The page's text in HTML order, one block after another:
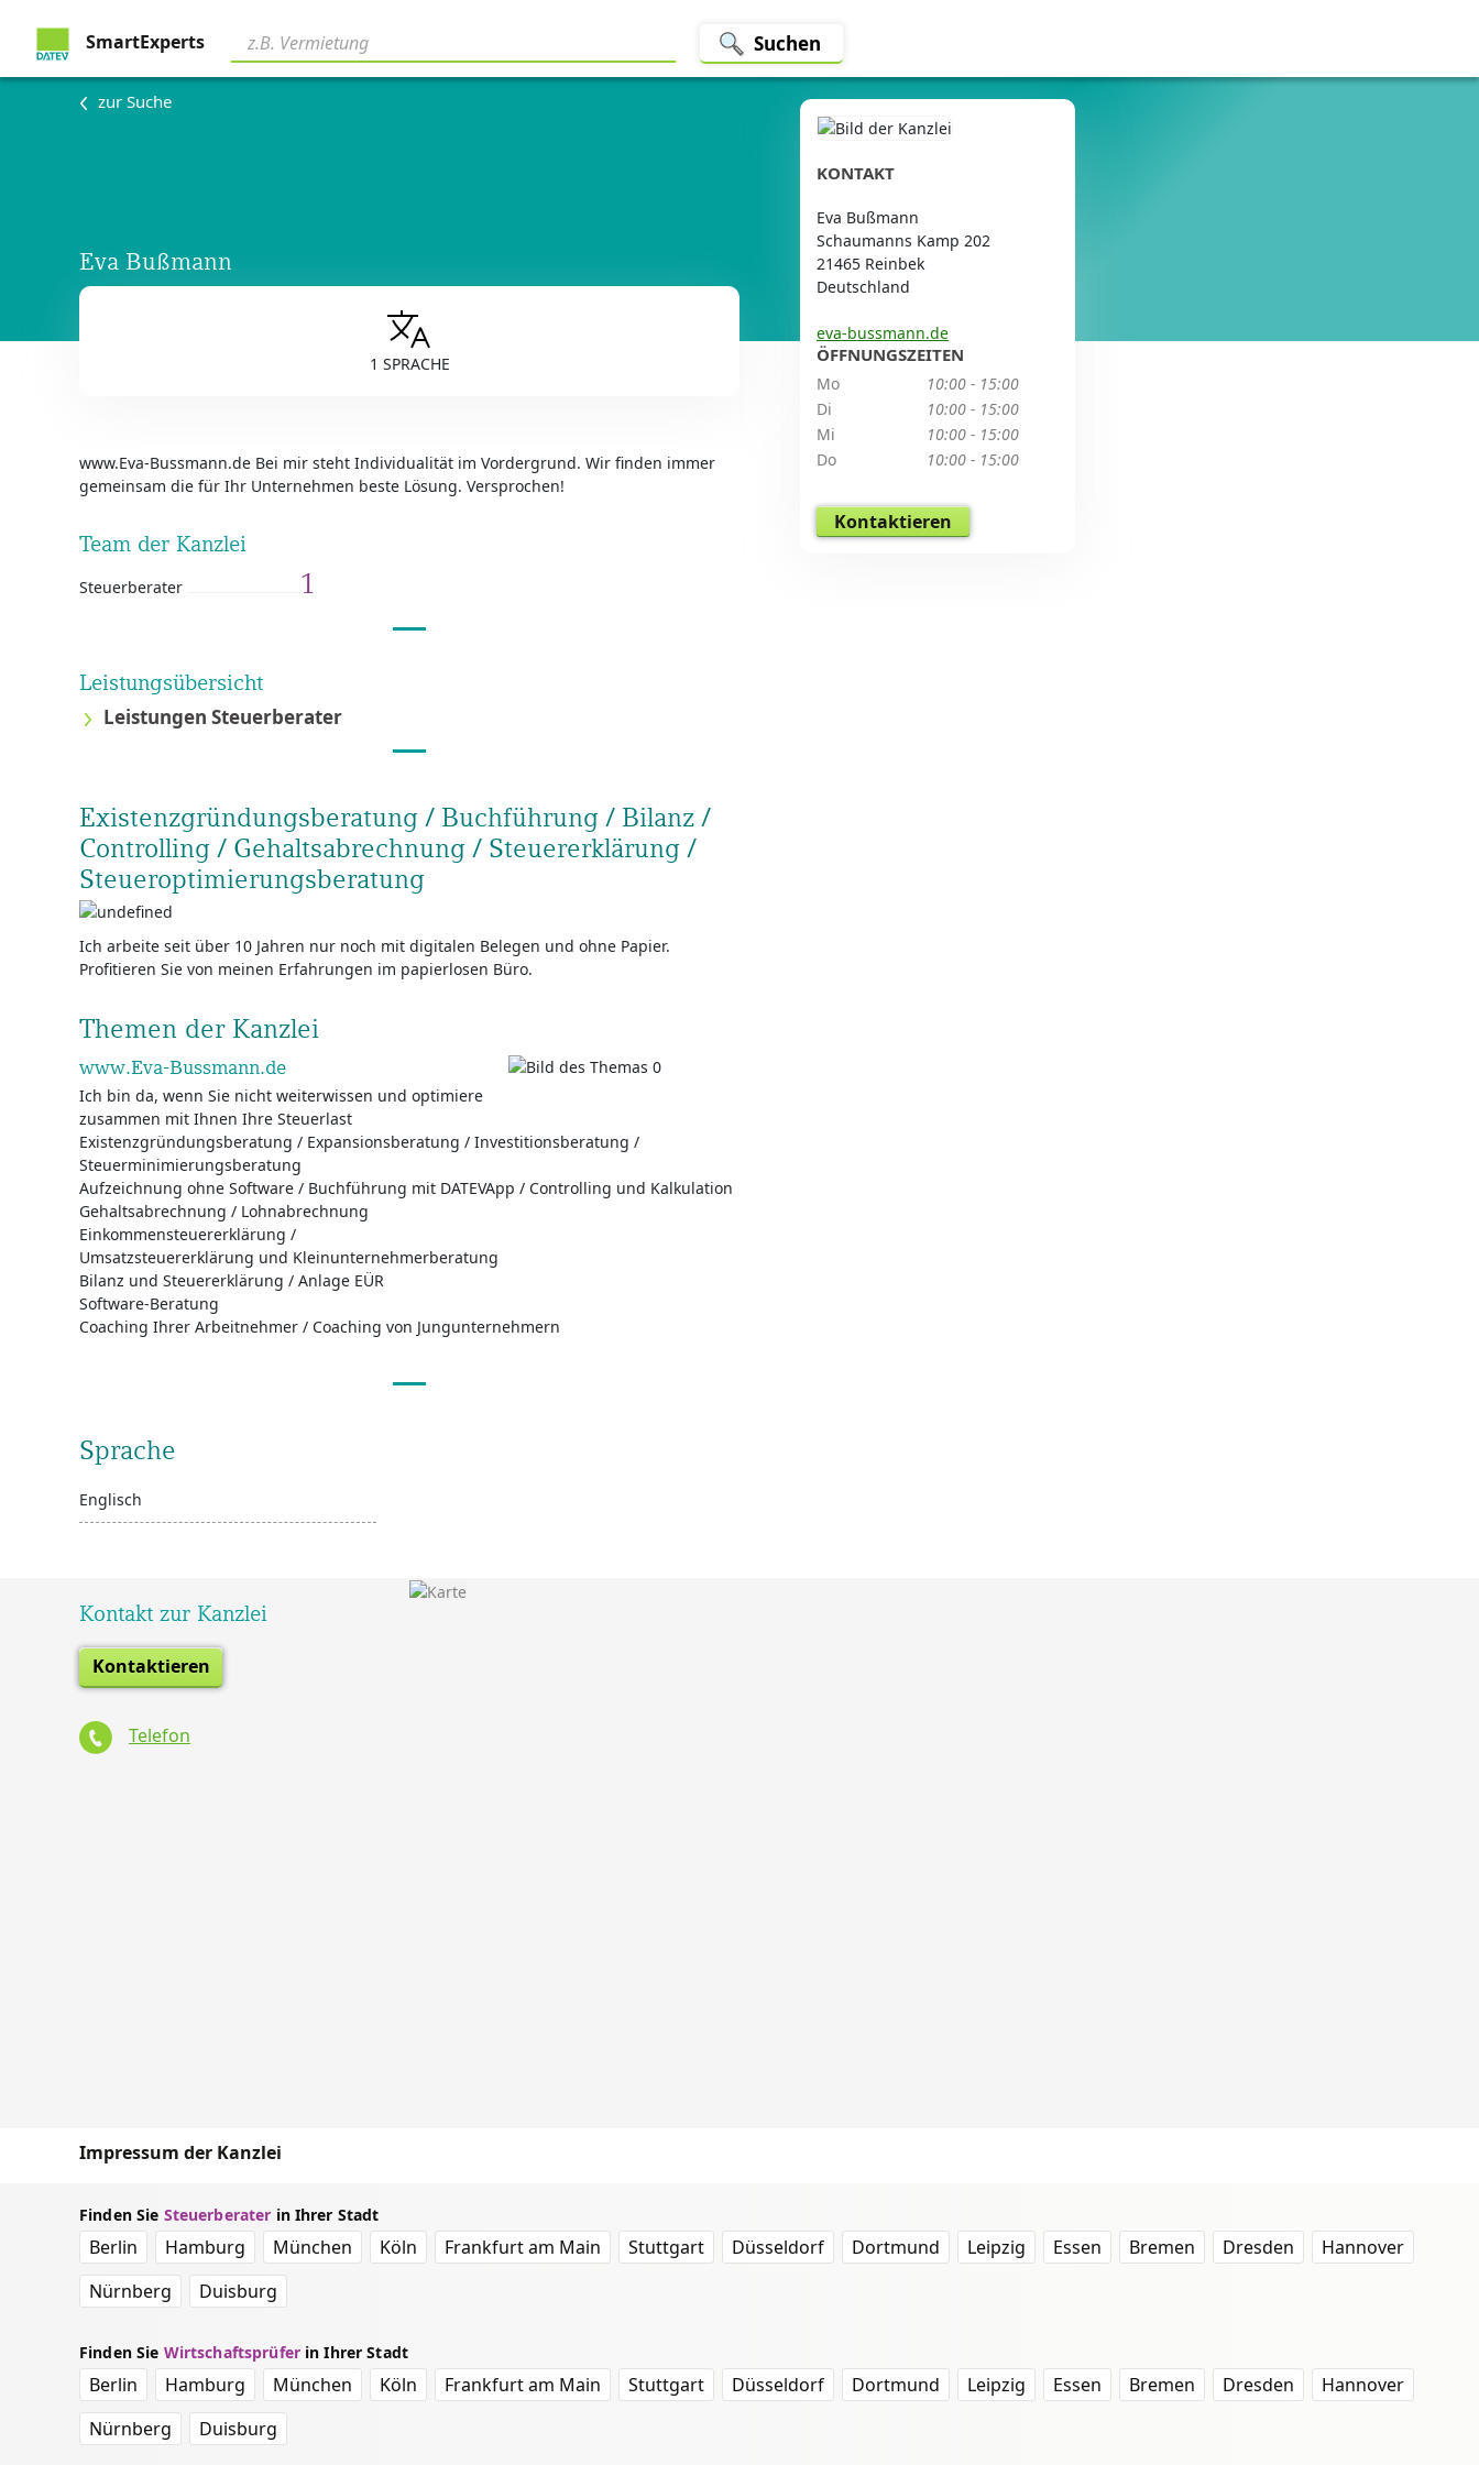
SmartExperts Suchen
zur Suche
Eva Bußmann
1 SPRACHE
www.Eva-Bussmann.de Bei mir steht Individualität im Vordergrund. Wir finden immer
gemeinsam die für Ihr Unternehmen beste Lösung. Versprochen!
Team der Kanzlei
Steuerberater 1
Leistungsübersicht
Leistungen Steuerberater
Existenzgründungsberatung / Buchführung / Bilanz /
Controlling / Gehaltsabrechnung / Steuererklärung /
Steueroptimierungsberatung
Ich arbeite seit über 10 Jahren nur noch mit digitalen Belegen und ohne Papier.
Profitieren Sie von meinen Erfahrungen im papierlosen Büro.
Themen der Kanzlei
www.Eva-Bussmann.de
Ich bin da, wenn Sie nicht weiterwissen und optimiere
zusammen mit Ihnen Ihre Steuerlast
Existenzgründungsberatung / Expansionsberatung / Investitionsberatung /
Steuerminimierungsberatung
Aufzeichnung ohne Software / Buchführung mit DATEVApp / Controlling und Kalkulation
Gehaltsabrechnung / Lohnabrechnung
Einkommensteuererklärung /
Umsatzsteuererklärung und Kleinunternehmerberatung
Bilanz und Steuererklärung / Anlage EÜR
Software-Beratung
Coaching Ihrer Arbeitnehmer / Coaching von Jungunternehmern
Sprache
Englisch
KONTAKT
Eva Bußmann
Schaumanns Kamp 202
21465 Reinbek
Deutschland
eva-bussmann.de
ÖFFNUNGSZEITEN
Mo
10:00 - 15:00
Di
10:00 - 15:00
Mi
10:00 - 15:00
Do
10:00 - 15:00
Kontaktieren
Kontakt zur Kanzlei
Kontaktieren
Telefon
Impressum der Kanzlei
Finden Sie Steuerberater in Ihrer Stadt
Berlin Hamburg München Köln Frankfurt am Main Stuttgart Düsseldorf Dortmund Leipzig Essen Bremen Dresden
Hannover
Nürnberg
Duisburg
Finden Sie Wirtschaftsprüferin Ihrer Stadt
Berlin Hamburg München Köln Frankfurt am Main Stuttgart Düsseldorf Dortmund Leipzig Essen Bremen Dresden
Hannover
Nürnberg
Duisburg